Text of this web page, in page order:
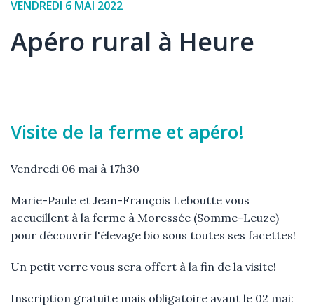
Date
l'événement
VENDREDI 6 MAI 2022
Apéro rural à Heure
Élément
Texte
Visite de la ferme et apéro!
Vendredi 06 mai à 17h30
Marie-Paule et Jean-François Leboutte vous
accueillent à la ferme à Moressée (Somme-Leuze)
pour découvrir l'élevage bio sous toutes ses facettes!
Un petit verre vous sera offert à la fin de la visite!
Inscription gratuite mais obligatoire avant le 02 mai: